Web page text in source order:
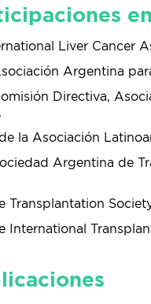
Liver Cancer
Argentina
Directiva,
la Asociación
Argentina de
Transplantation
International